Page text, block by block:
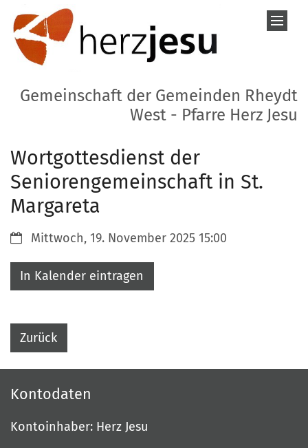
Zum Inhalt springen
Gemeinschaft der Gemeinden Rheydt
West - Pfarre Herz Jesu
Wortgottesdienst der
Seniorengemeinschaft in St.
Margareta
Datum:Mittwoch, 19. November 2025 15:00
In Kalender eintragen
Zurück
Kontodaten
Kontoinhaber: Herz Jesu